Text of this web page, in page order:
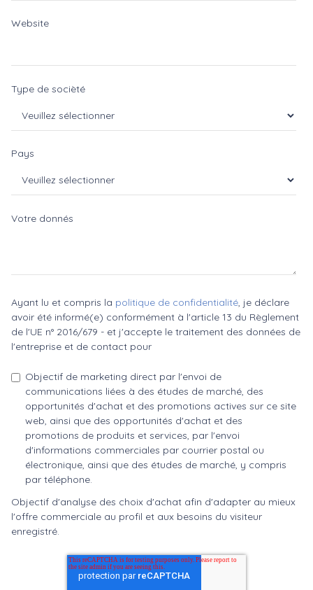
Website
Type de socièté
Pays
Votre donnés
Ayant lu et compris la politique de confidentialité, je déclare
avoir été informé(e) conformément à l'article 13 du Règlement
de l'UE n° 2016/679 - et j'accepte le traitement des données de
l'entreprise et de contact pour
Objectif de marketing direct par l'envoi de
communications liées à des études de marché, des
opportunités d'achat et des promotions actives sur ce site
web, ainsi que des opportunités d'achat et des
promotions de produits et services, par l'envoi
d'informations commerciales par courrier postal ou
électronique, ainsi que des études de marché, y compris
par téléphone.
Objectif d'analyse des choix d'achat afin d'adapter au mieux
l'offre commerciale au profil et aux besoins du visiteur
enregistré.